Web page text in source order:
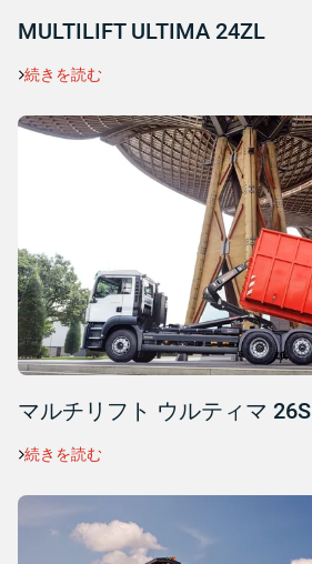
MULTILIFT ULTIMA 24ZL
続きを読む
マルチリフト ウルティマ 26S
続きを読む